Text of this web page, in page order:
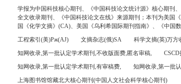
学报为中国科技核心期刊、《中国科技论文统计源》核心期刊
全文收录期刊、《中国科技论文在线》来源期刊；本刊为美国
国《化学文摘》(CA)、美国《乌利希国际期刊指南》、《中国
工程索引(美)Pж(AJ)
文摘杂志(俄)SA 科学文摘(英)万方
知网收录,第一批认定学术期刊,不收版面费,匿名审稿,
CSCD
知网收录,第一批认定学术期刊,有审稿费,
知网收录,第一批
上海图书馆馆藏北大核心期刊(中国人文社会科学核心期刊)